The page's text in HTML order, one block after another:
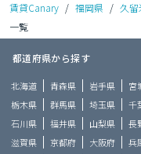
賃貸Canary / 福岡県 / 久留
一覧
都道府県から探す
北海道 青森県 岩手県 宮
栃木県
群馬県 埼玉県 千
石川県
福井県 山梨県 長
滋賀県
京都府 大阪府 兵